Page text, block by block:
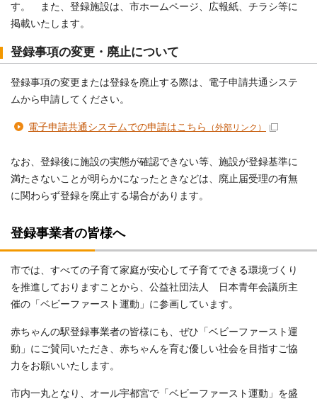
す。 また、登録施設は、市ホームページ、広報紙、チラシ等に
掲載いたします。
登録事項の変更・廃止について
登録事項の変更または登録を廃止する際は、電子申請共通システ
ムから申請してください。
電子申請共通システムでの申請はこちら （外部リンク）
なお、登録後に施設の実態が確認できない等、施設が登録基準に
満たさないことが明らかになったときなどは、廃止届受理の有無
に関わらず登録を廃止する場合があります。
登録事業者の皆様へ
市では、すべての子育て家庭が安心して子育てできる環境づくり
を推進しておりますことから、公益社団法人 日本青年会議所主
催の「ベビーファースト運動」に参画しています。
赤ちゃんの駅登録事業者の皆様にも、ぜひ「ベビーファースト運
動」にご賛同いただき、赤ちゃんを育む優しい社会を目指すご協
力をお願いいたします。
市内一丸となり、オール宇都宮で「ベビーファースト運動」を盛